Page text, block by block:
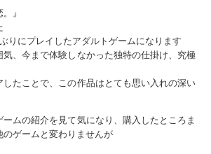
』
りにプレイしたアダルトゲームになります
気、今まで体験しなかった独特の仕掛け、究極
したことで、この作品はとても思い入れの深い
ムの紹介を見て気になり、購入したところま
ゲームと変わりませんが